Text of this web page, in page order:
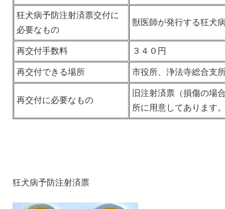
狂犬病予防注射済票交付に
必要なもの
獣医師が発行する狂犬
再交付手数料 ３４０円
再交付できる場所 市役所、浄法寺総合支
再交付に必要なもの
旧注射済票（損傷の場
所に用意してあります
狂犬病予防注射済票